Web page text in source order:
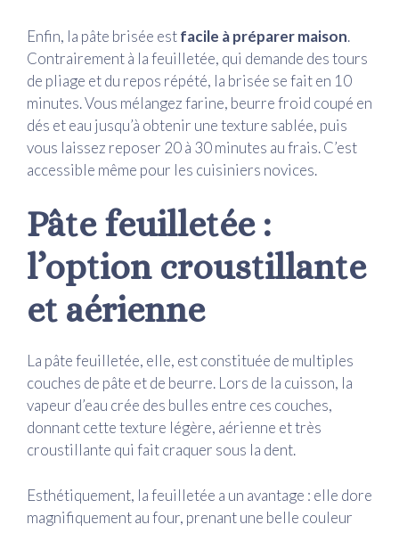
Enfin, la pâte brisée estfacile à préparer maison.
Contrairement à la feuilletée, qui demande des tours
de pliage et du repos répété, la brisée se fait en 10
minutes. Vous mélangez farine, beurre froid coupé en
dés et eau jusqu’à obtenir une texture sablée, puis
vous laissez reposer 20 à 30 minutes au frais. C’est
accessible même pour les cuisiniers novices.
Pâte feuilletée :
l’option croustillante
et aérienne
La pâte feuilletée, elle, est constituée de multiples
couches de pâte et de beurre. Lors de la cuisson, la
vapeur d’eau crée des bulles entre ces couches,
donnant cette texture légère, aérienne et très
croustillante qui fait craquer sous la dent.
Esthétiquement, la feuilletée a un avantage : elle dore
magnifiquement au four, prenant une belle couleur